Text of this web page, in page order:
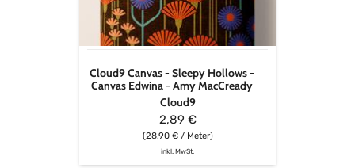
Canvas
Edwina
-
MacCready
Cloud9 Canvas - Sleepy Hollows -
Canvas Edwina - Amy MacCready
Cloud9
2,89 €
(28,90 € / Meter)
inkl. MwSt.